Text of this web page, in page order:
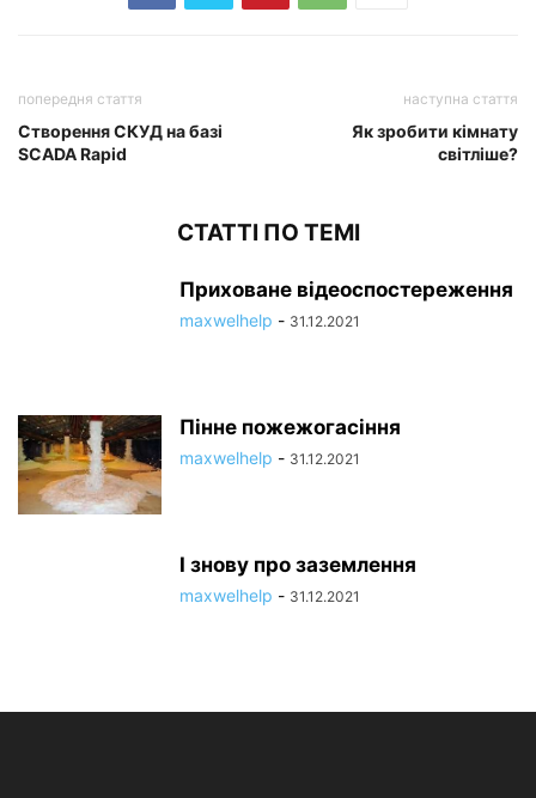
попередня стаття
Створення СКУД на базі
SCADA Rapid
наступна стаття
Як зробити кімнату
світліше?
СТАТТІ ПО ТЕМІ
Приховане відеоспостереження
maxwelhelp - 31.12.2021
Пінне пожежогасіння
maxwelhelp - 31.12.2021
І знову про заземлення
maxwelhelp - 31.12.2021